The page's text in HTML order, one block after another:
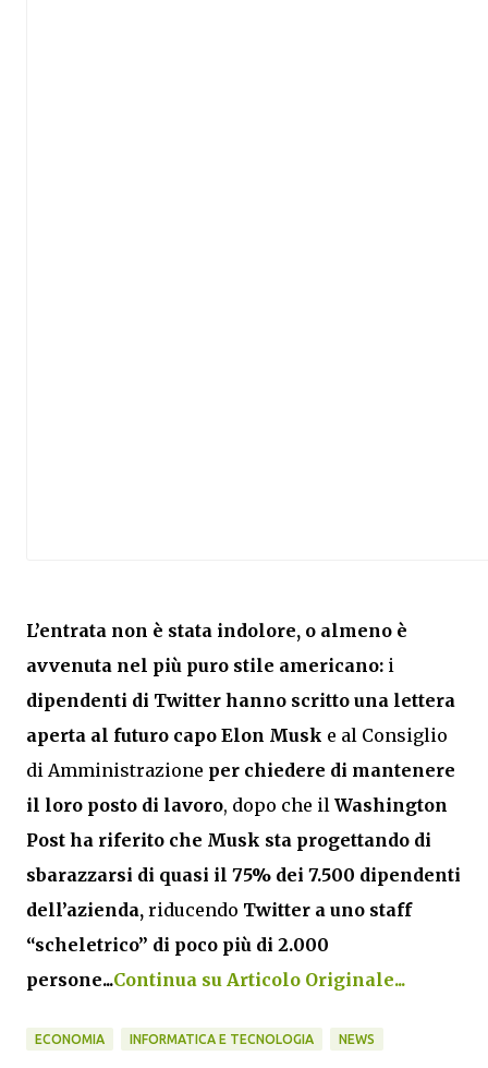
L’entrata non è stata indolore, o almeno è
avvenuta nel più puro stile americano: i
dipendenti di Twitter hanno scritto una lettera
aperta al futuro capo Elon Musk e al Consiglio
di Amministrazione per chiedere di mantenere
il loro posto di lavoro, dopo che il Washington
Post ha riferito che Musk sta progettando di
sbarazzarsi di quasi il 75% dei 7.500 dipendenti
dell’azienda, riducendo Twitter a uno staff
“scheletrico” di poco più di 2.000
persone...Continua su Articolo Originale...
ECONOMIA INFORMATICA E TECNOLOGIA NEWS